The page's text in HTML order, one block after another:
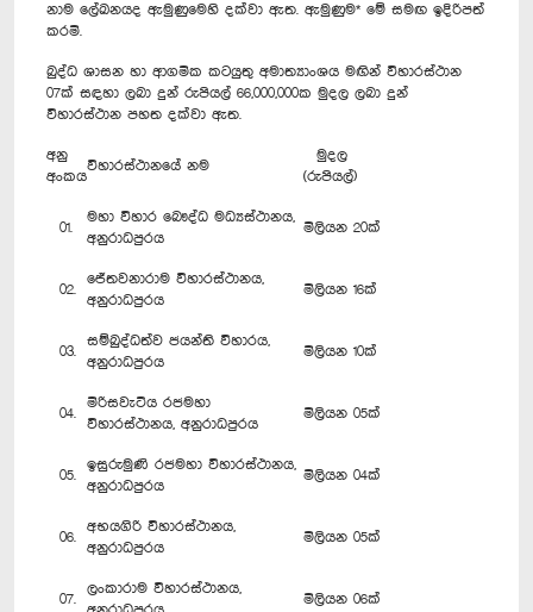
නාම ලේඛනයද ඇමුණුමෙහි දක්වා ඇත. ඇමුණුම* මේ සමඟ ඉදිරිපත්
කරමි.
බුද්ධ ශාසන හා ආගමික කටයුතු අමාත්‍යාංශය මඟින් විහාරස්ථාන
07ක් සඳහා ලබා දුන් රුපියල් 66,000,000ක මුදල ලබා දුන්
විහාරස්ථාන පහත දක්වා ඇත.
අනු
අංකය
විහාරස්ථානයේ නම
මුදල
(රුපියල්)
01.
මහා විහාර බෞද්ධ මධ්‍යස්ථානය,
අනුරාධපුරය
මිලියන 20ක්
02.
ජේතවනාරාම විහාරස්ථානය,
අනුරාධපුරය
මිලියන 16ක්
03.
සම්බුද්ධත්ව ජයන්ති විහාරය,
අනුරාධපුරය
මිලියන 10ක්
04.
මිරිසවැටිය රජමහා
විහාරස්ථානය, අනුරාධපුරය
මිලියන 05ක්
05.
ඉසුරුමුණි රජමහා විහාරස්ථානය,
අනුරාධපුරය
මිලියන 04ක්
06.
අභයගිරි විහාරස්ථානය,
අනුරාධපුරය
මිලියන 05ක්
07.
ලංකාරාම විහාරස්ථානය,
මිලියන 06ක්